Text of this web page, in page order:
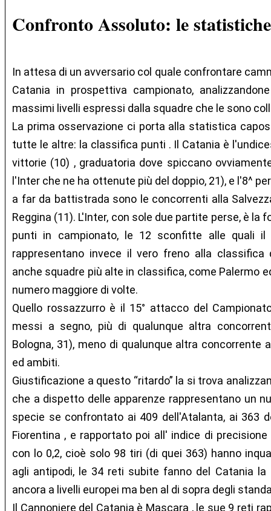
Confronto Assoluto: le
In attesa di un avversario col quale confrontare
Catania in prospettiva campionato,
massimi livelli espressi dalla squadre che le sono
La prima osservazione ci porta alla statistica
tutte le altre: la classifica punti . Il Catania è
vittorie (10) , graduatoria dove spiccano
l'Inter che ne ha ottenute più del doppio, 21), e l'8^
a far da battistrada sono le concorrenti alla
Reggina (11). L'Inter, con sole due partite perse, è la
punti in campionato, le 12 sconfitte alle quali
rappresentano invece il vero freno alla classifica
anche squadre più alte in classifica, come Palermo
numero maggiore di volte.
Quello rossazzurro è il 15° attacco del
messi a segno, più di qualunque altra
Bologna, 31), meno di qualunque altra concorrente
ed ambiti.
Giustificazione a questo “ritardo” la si trova
che a dispetto delle apparenze rappresentano un
specie se confrontato ai 409 dell'Atalanta, ai 363
Fiorentina , e rapportato poi all' indice di
con lo 0,2, cioè solo 98 tiri (di quei 363) hanno
agli antipodi, le 34 reti subite fanno del Catania
ancora a livelli europei ma ben al di sopra degli
Il Cannoniere del Catania è Mascara , le sue 9 reti